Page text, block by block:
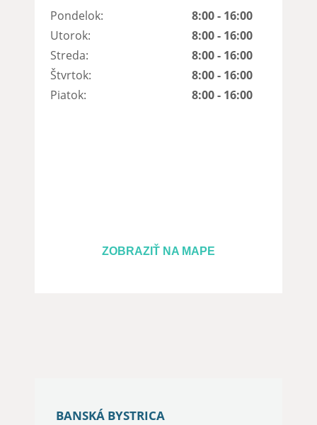
Pondelok:
8:00 - 16:00
Utorok:
8:00 - 16:00
Streda:
8:00 - 16:00
Štvrtok:
8:00 - 16:00
Piatok:
8:00 - 16:00
ZOBRAZIŤ NA MAPE
BANSKÁ BYSTRICA